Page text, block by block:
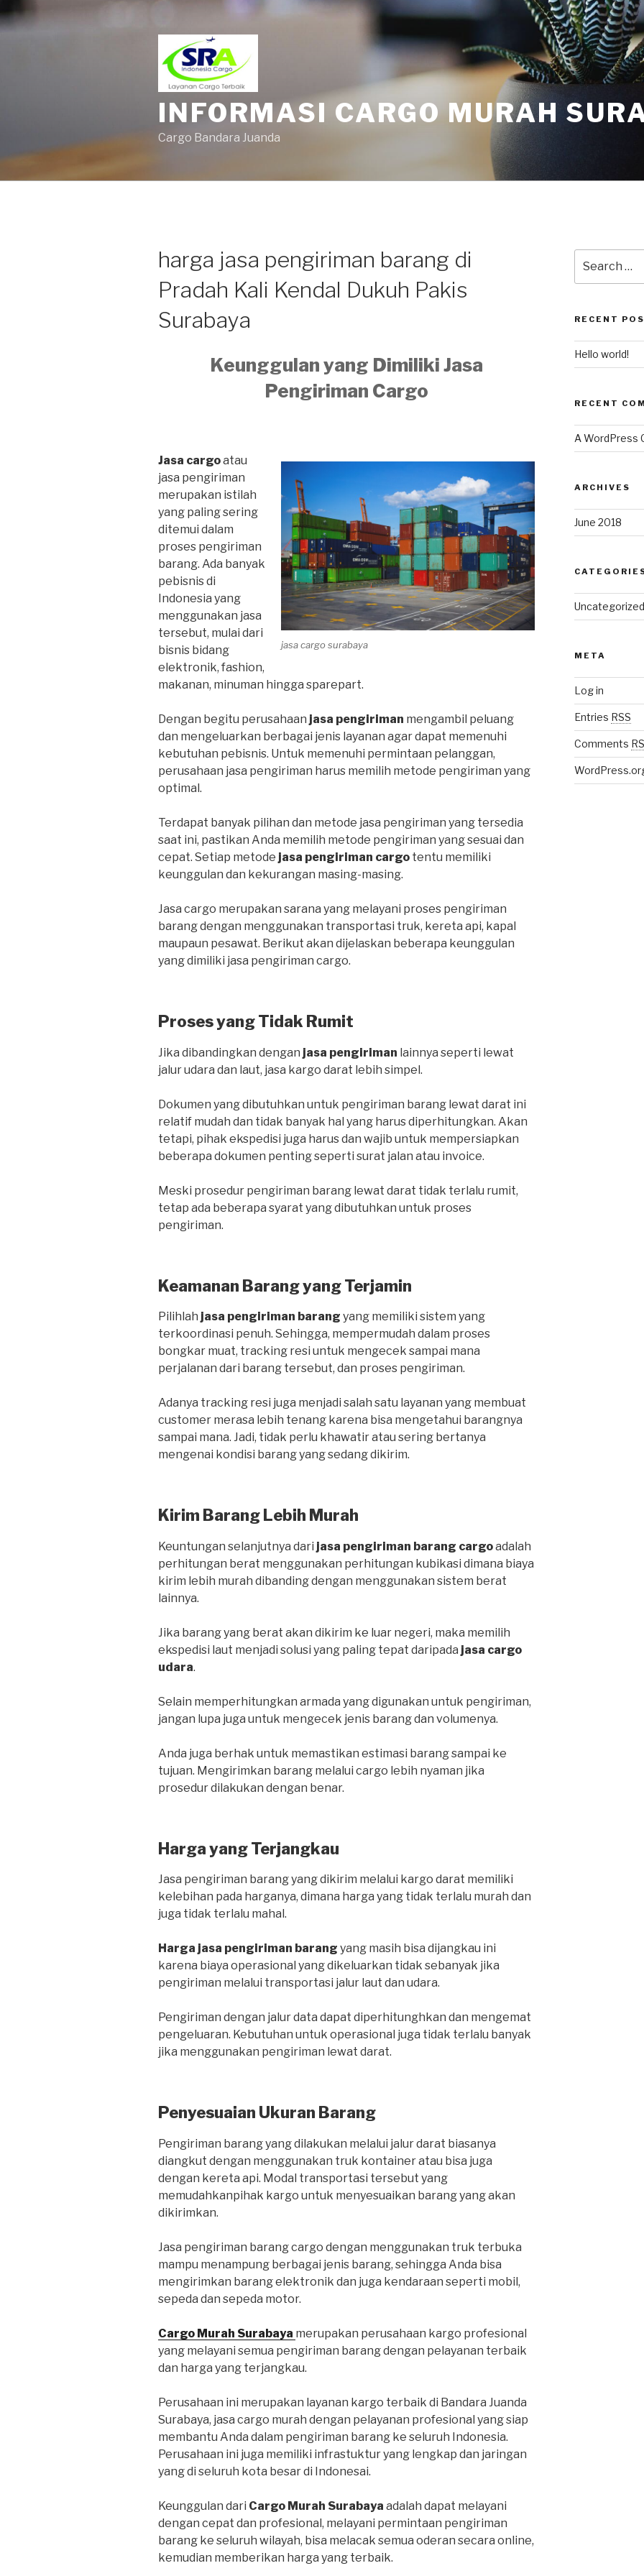
INFORMASI CARGO MURAH
Cargo Bandara Juanda
harga jasa pengiriman barang di
Pradah Kali Kendal Dukuh Pakis
Surabaya
Keunggulan yang Dimiliki Jasa
Pengiriman Cargo
jasa cargo surabaya
Jasa cargoatau
jasa pengiriman
merupakan istilah
yang paling sering
ditemui dalam
proses pengiriman
barang. Ada banyak
pebisnis di
Indonesia yang
menggunakan jasa
tersebut, mulai dari
bisnis bidang
elektronik, fashion,
makanan, minuman hingga sparepart.
Dengan begitu perusahaan jasa pengiriman mengambil peluang
dan mengeluarkan berbagai jenis layanan agar dapat memenuhi
kebutuhan pebisnis. Untuk memenuhi permintaan pelanggan,
perusahaan jasa pengiriman harus memilih metode pengiriman yang
optimal.
Terdapat banyak pilihan dan metode jasa pengiriman yang tersedia
saat ini, pastikan Anda memilih metode pengiriman yang sesuai dan
cepat. Setiap metode jasa pengiriman cargo tentu memiliki
keunggulan dan kekurangan masing-masing.
Jasa cargo merupakan sarana yang melayani proses pengiriman
barang dengan menggunakan transportasi truk, kereta api, kapal
maupaun pesawat. Berikut akan dijelaskan beberapa keunggulan
yang dimiliki jasa pengiriman cargo.
Proses yang Tidak Rumit
Jika dibandingkan dengan jasa pengiriman lainnya seperti lewat
jalur udara dan laut, jasa kargo darat lebih simpel.
Dokumen yang dibutuhkan untuk pengiriman barang lewat darat ini
relatif mudah dan tidak banyak hal yang harus diperhitungkan. Akan
tetapi, pihak ekspedisi juga harus dan wajib untuk mempersiapkan
beberapa dokumen penting seperti surat jalan atau invoice.
Meski prosedur pengiriman barang lewat darat tidak terlalu rumit,
tetap ada beberapa syarat yang dibutuhkan untuk proses
pengiriman.
Keamanan Barang yang Terjamin
Pilihlah jasa pengiriman barang yang memiliki sistem yang
terkoordinasi penuh. Sehingga, mempermudah dalam proses
bongkar muat, tracking resi untuk mengecek sampai mana
perjalanan dari barang tersebut, dan proses pengiriman.
Adanya tracking resi juga menjadi salah satu layanan yang membuat
customer merasa lebih tenang karena bisa mengetahui barangnya
sampai mana. Jadi, tidak perlu khawatir atau sering bertanya
mengenai kondisi barang yang sedang dikirim.
Kirim Barang Lebih Murah
Keuntungan selanjutnya dari jasa pengiriman barang cargoadalah
perhitungan berat menggunakan perhitungan kubikasi dimana biaya
kirim lebih murah dibanding dengan menggunakan sistem berat
lainnya.
Jika barang yang berat akan dikirim ke luar negeri, maka memilih
ekspedisi laut menjadi solusi yang paling tepat daripada jasa cargo
udara.
Selain memperhitungkan armada yang digunakan untuk pengiriman,
jangan lupa juga untuk mengecek jenis barang dan volumenya.
Anda juga berhak untuk memastikan estimasi barang sampai ke
tujuan. Mengirimkan barang melalui cargo lebih nyaman jika
prosedur dilakukan dengan benar.
Harga yang Terjangkau
Jasa pengiriman barang yang dikirim melalui kargo darat memiliki
kelebihan pada harganya, dimana harga yang tidak terlalu murah dan
juga tidak terlalu mahal.
Harga jasa pengiriman barang yang masih bisa dijangkau ini
karena biaya operasional yang dikeluarkan tidak sebanyak jika
pengiriman melalui transportasi jalur laut dan udara.
Pengiriman dengan jalur data dapat diperhitunghkan dan mengemat
pengeluaran. Kebutuhan untuk operasional juga tidak terlalu banyak
jika menggunakan pengiriman lewat darat.
Penyesuaian Ukuran Barang
Pengiriman barang yang dilakukan melalui jalur darat biasanya
diangkut dengan menggunakan truk kontainer atau bisa juga
dengan kereta api. Modal transportasi tersebut yang
memudahkanpihak kargo untuk menyesuaikan barang yang akan
dikirimkan.
Jasa pengiriman barang cargo dengan menggunakan truk terbuka
mampu menampung berbagai jenis barang, sehingga Anda bisa
mengirimkan barang elektronik dan juga kendaraan seperti mobil,
sepeda dan sepeda motor.
Cargo Murah Surabaya merupakan perusahaan kargo profesional
yang melayani semua pengiriman barang dengan pelayanan terbaik
dan harga yang terjangkau.
Perusahaan ini merupakan layanan kargo terbaik di Bandara Juanda
Surabaya, jasa cargo murah dengan pelayanan profesional yang siap
membantu Anda dalam pengiriman barang ke seluruh Indonesia.
Perusahaan ini juga memiliki infrastuktur yang lengkap dan jaringan
yang di seluruh kota besar di Indonesai.
Keunggulan dari Cargo Murah Surabaya adalah dapat melayani
dengan cepat dan profesional, melayani permintaan pengiriman
barang ke seluruh wilayah, bisa melacak semua oderan secara online,
kemudian memberikan harga yang terbaik.
RECENT
Hello world!
RECENT
A WordPress
ARCHIVES
June 2018
Uncategorized
META
Log in
Entries RSS
Comments